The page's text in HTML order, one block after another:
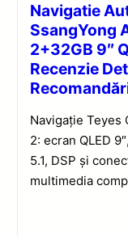
Navigatie
SsangYong
2+32GB 9″
Recenzie
Navigație Teyes
2: ecran QLED
5.1, DSP și
multimedia